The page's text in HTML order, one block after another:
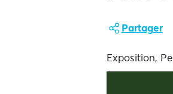
Partager
Exposition,